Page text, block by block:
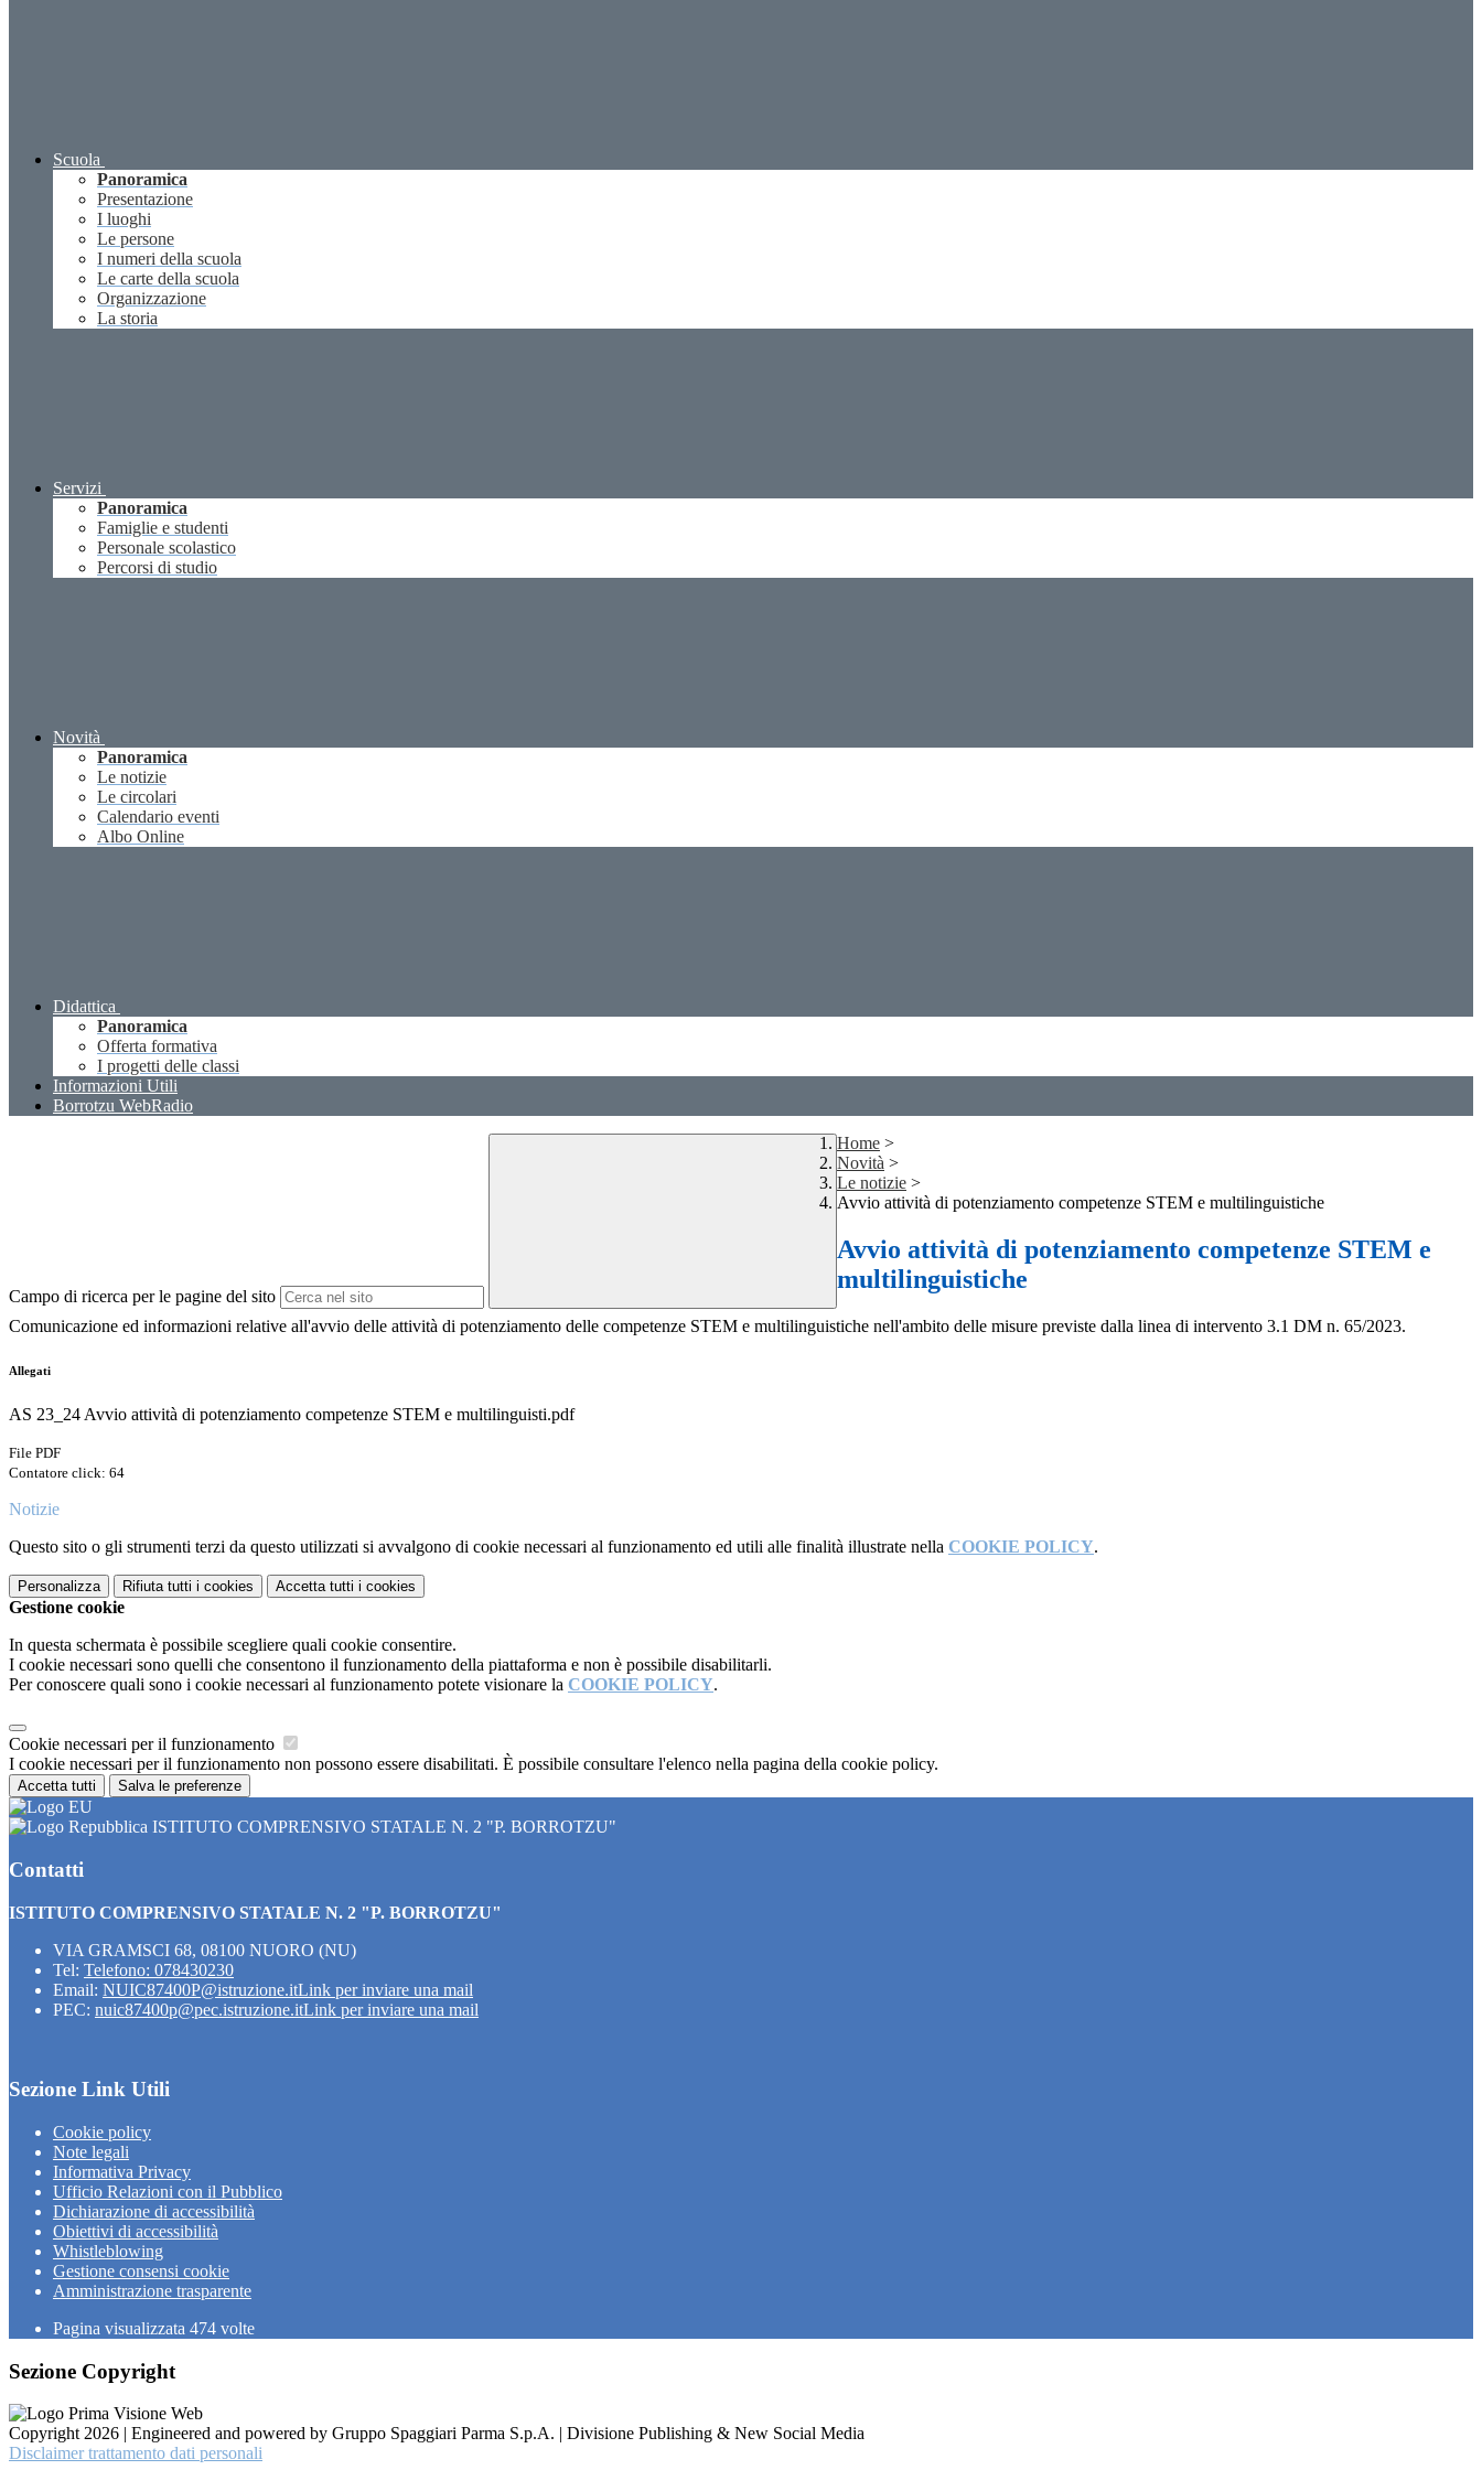
Scuola
Panoramica
Presentazione
I luoghi
Le persone
I numeri della scuola
Le carte della scuola
Organizzazione
La storia
Servizi
Panoramica
Famiglie e studenti
Personale scolastico
Percorsi di studio
Novità
Panoramica
Le notizie
Le circolari
Calendario eventi
Albo Online
Didattica
Panoramica
Offerta formativa
I progetti delle classi
Informazioni Utili
Borrotzu WebRadio
Campo di ricerca per le pagine del sito
Home >
Novità >
Le notizie >
Avvio attività di potenziamento competenze STEM e multilinguistiche
Avvio attività di potenziamento competenze STEM e
multilinguistiche
Comunicazione ed informazioni relative all'avvio delle attività di potenziamento delle competenze STEM e multilinguistiche nell'ambito delle misure previste dalla linea di intervento 3.1 DM n. 65/2023.
Allegati
AS 23_24 Avvio attività di potenziamento competenze STEM e multilinguisti.pdf
File PDF
Contatore click: 64
Notizie
Questo sito o gli strumenti terzi da questo utilizzati si avvalgono di cookie necessari al funzionamento ed utili alle finalità illustrate nella COOKIE POLICY.
Personalizza Rifiuta tutti i cookies Accetta tutti i cookies
Gestione cookie
In questa schermata è possibile scegliere quali cookie consentire.
I cookie necessari sono quelli che consentono il funzionamento della piattaforma e non è possibile disabilitarli.
Per conoscere quali sono i cookie necessari al funzionamento potete visionare la COOKIE POLICY.
Cookie necessari per il funzionamento
I cookie necessari per il funzionamento non possono essere disabilitati. È possibile consultare l'elenco nella pagina della cookie policy.
Accetta tutti Salva le preferenze
ISTITUTO COMPRENSIVO STATALE N. 2 "P. BORROTZU"
Contatti
ISTITUTO COMPRENSIVO STATALE N. 2 "P. BORROTZU"
VIA GRAMSCI 68, 08100 NUORO (NU)
Tel: Telefono: 078430230
Email: NUIC87400P@istruzione.itLink per inviare una mail
PEC: nuic87400p@pec.istruzione.itLink per inviare una mail
Sezione Link Utili
Cookie policy
Note legali
Informativa Privacy
Ufficio Relazioni con il Pubblico
Dichiarazione di accessibilità
Obiettivi di accessibilità
Whistleblowing
Gestione consensi cookie
Amministrazione trasparente
Pagina visualizzata 474 volte
Sezione Copyright
Copyright 2026 | Engineered and powered by Gruppo Spaggiari Parma S.p.A. | Divisione Publishing & New Social Media
Disclaimer trattamento dati personali